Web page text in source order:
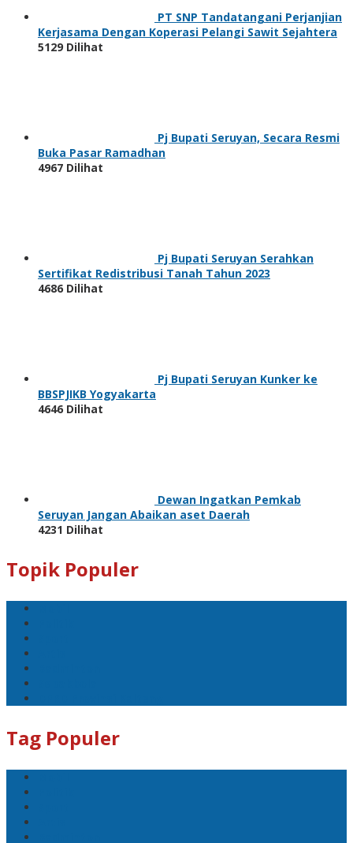
PT SNP Tandatangani Perjanjian
Kerjasama Dengan Koperasi Pelangi Sawit Sejahtera
5129 Dilihat
Pj Bupati Seruyan, Secara Resmi
Buka Pasar Ramadhan
4967 Dilihat
Pj Bupati Seruyan Serahkan
Sertifikat Redistribusi Tanah Tahun 2023
4686 Dilihat
Pj Bupati Seruyan Kunker ke
BBSPJIKB Yogyakarta
4646 Dilihat
Dewan Ingatkan Pemkab
Seruyan Jangan Abaikan aset Daerah
4231 Dilihat
Topik Populer
Tag Populer